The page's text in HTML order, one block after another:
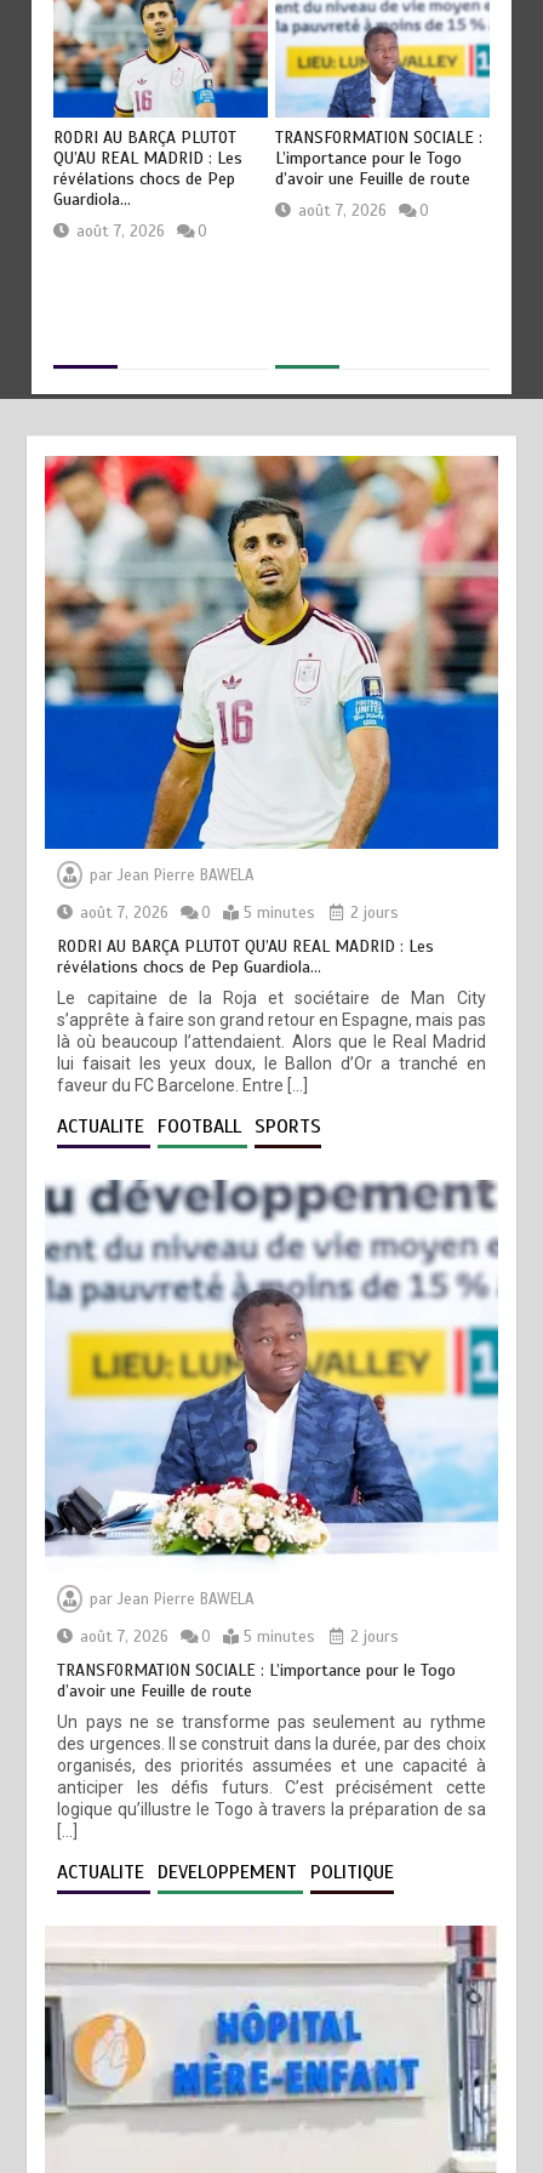
RODRI AU BARÇA PLUTOT
QU’AU REAL MADRID : Les
révélations chocs de Pep
Guardiola…
août 7, 2026 0
TRANSFORMATION SOCIALE :
L’importance pour le Togo
d’avoir une Feuille de route
août 7, 2026 0
parJean Pierre BAWELA
août 7, 2026
0 5 minutes 2 jours
RODRI AU BARÇA PLUTOT QU’AU REAL MADRID : Les
révélations chocs de Pep Guardiola…
Le capitaine de la Roja et sociétaire de Man City
s’apprête à faire son grand retour en Espagne, mais pas
là où beaucoup l’attendaient. Alors que le Real Madrid
lui faisait les yeux doux, le Ballon d’Or a tranché en
faveur du FC Barcelone. Entre […]
ACTUALITE FOOTBALL SPORTS
parJean Pierre BAWELA
août 7, 2026
0 5 minutes 2 jours
TRANSFORMATION SOCIALE : L’importance pour le Togo
d’avoir une Feuille de route
Un pays ne se transforme pas seulement au rythme
des urgences. Il se construit dans la durée, par des choix
organisés, des priorités assumées et une capacité à
anticiper les défis futurs. C’est précisément cette
logique qu’illustre le Togo à travers la préparation de sa
[…]
ACTUALITE DEVELOPPEMENT POLITIQUE